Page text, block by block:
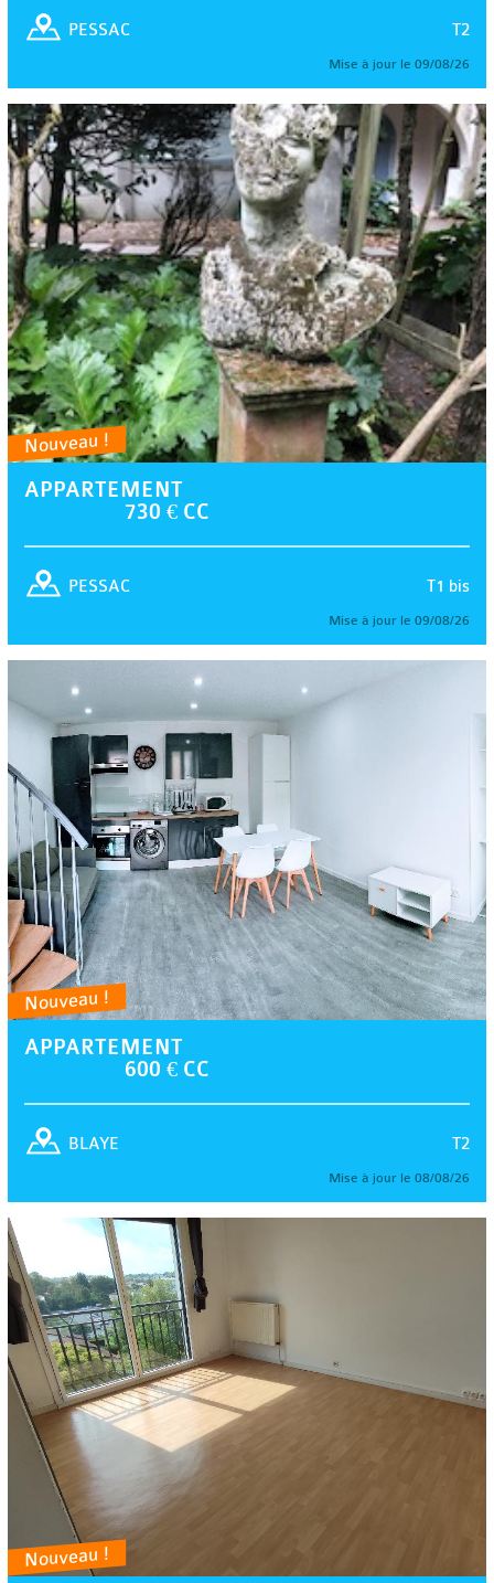
T2
PESSAC
Mise à jour le 09/08/26
Nouveau !
APPARTEMENT
730 € CC
T1 bis
PESSAC
Mise à jour le 09/08/26
Nouveau !
APPARTEMENT
600 € CC
T2
BLAYE
Mise à jour le 08/08/26
Nouveau !